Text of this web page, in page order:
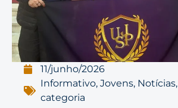
11/junho/2026
Informativo,Jovens, Notícias,
categoria